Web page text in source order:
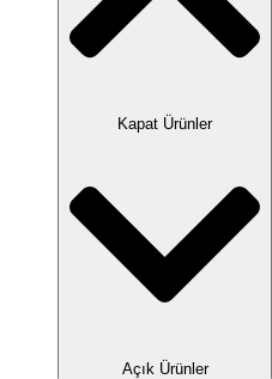
Kapat Ürünler
Açık Ürünler